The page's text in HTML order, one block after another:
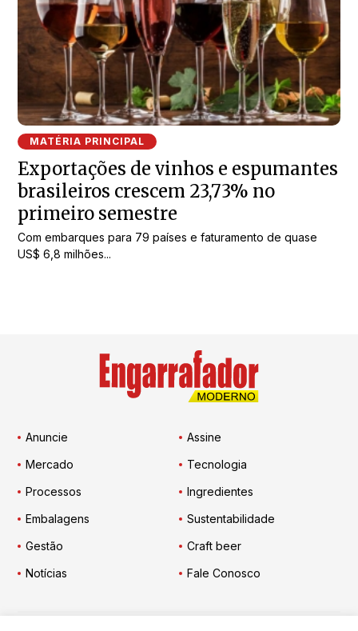
MATÉRIA PRINCIPAL
Exportações de vinhos e espumantes
brasileiros crescem 23,73% no
primeiro semestre
Com embarques para 79 países e faturamento de quase
US$ 6,8 milhões...
Anuncie
Assine
Mercado
Tecnologia
Processos
Ingredientes
Embalagens
Sustentabilidade
Gestão
Craft beer
Notícias
Fale Conosco